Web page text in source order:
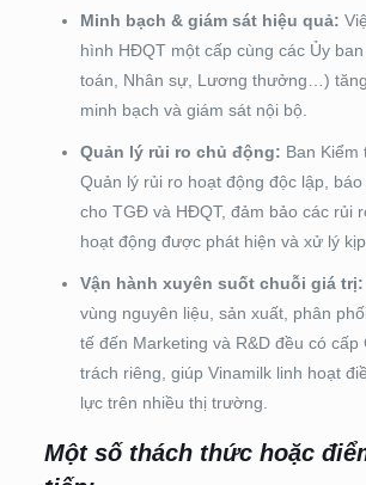
Minh bạch & giám sát hiệu quả:
hình HĐQT một cấp cùng các Ủy
toán, Nhân sự, Lương thưởng…)
minh bạch và giám sát nội bộ.
Quản lý rủi ro chủ động: Ban Kiểm
Quản lý rủi ro hoạt động độc lập,
cho TGĐ và HĐQT, đảm bảo các rủi
hoạt động được phát hiện và xử lý
Vận hành xuyên suốt chuỗi giá trị:
vùng nguyên liệu, sản xuất, phân
tế đến Marketing và R&D đều có cấp
trách riêng, giúp Vinamilk linh hoạt
lực trên nhiều thị trường.
Một số thách thức hoặc